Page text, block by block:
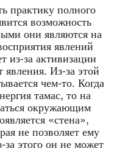
практику полного
возможность
они являются на
явлений
из-за активизации
явления. Из-за этой
чем-то. Когда
тамас, то на
окружающим
«стена»,
не позволяет ему
за этого он не может